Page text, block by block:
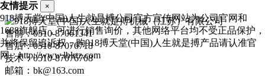
售前：0510-87061341
售后：0510-87076718
技术：0510-87076708
邮箱：bk@163.com
友情提示 ×
918搏天堂(中国)人生就是搏公司官方宣传网站为公司官网和
1688旗舰店，可进行销售询价，其他网络平台均不受正品保护，
并将保留追诉权，购918搏天堂(中国)人生就是搏产品请认准官
网：http://www.lblrtz.com